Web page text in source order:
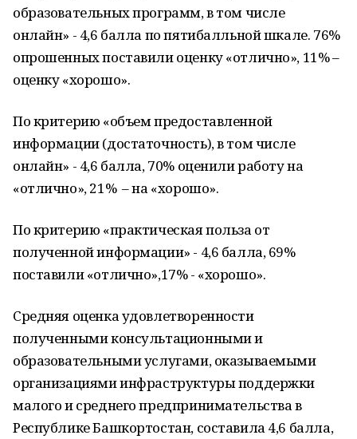
образовательных программ, в том числе
онлайн» - 4,6 балла по пятибалльной шкале. 76%
опрошенных поставили оценку «отлично», 11% –
оценку «хорошо».
По критерию «объем предоставленной
информации (достаточность), в том числе
онлайн» - 4,6 балла, 70% оценили работу на
«отлично», 21% – на «хорошо».
По критерию «практическая польза от
полученной информации» - 4,6 балла, 69%
поставили «отлично»,17% - «хорошо».
Средняя оценка удовлетворенности
полученными консультационными и
образовательными услугами, оказываемыми
организациями инфраструктуры поддержки
малого и среднего предпринимательства в
Республике Башкортостан, составила 4,6 балла,